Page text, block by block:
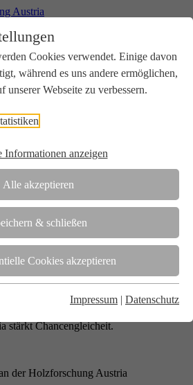
Cookies verwendet. Einige davon
während es uns andere ermöglichen,
unserer Webseite zu verbessern.
Informationen anzeigen
Alle akzeptieren
& schließen
Cookies akzeptieren
Impressum | Datenschutz
der Holzbranche in enger
und Wirtschaft.
ist akkreditierte Prüf-, Inspektions- und
ist in unseren Mitarbeiter:innen
stärkt Chancengleicheit.
der Holzforschung Austria